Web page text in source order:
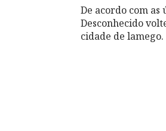
De acordo com
Desconhecido
cidade de lamego.